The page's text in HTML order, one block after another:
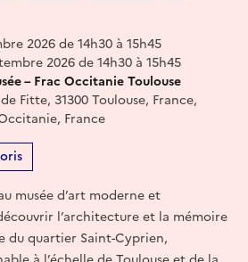
2026 de 14h30 à 15h45
2026 de 14h30 à 15h45
– Frac Occitanie Toulouse
Fitte, 31300 Toulouse, France,
France
musée d’art moderne et
l’architecture et la mémoire
du quartier Saint-Cyprien,